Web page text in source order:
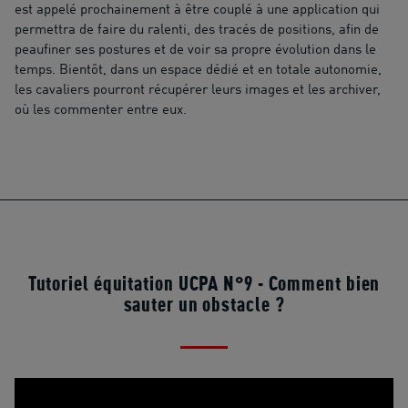
est appelé prochainement à être couplé à une application qui
permettra de faire du ralenti, des tracés de positions, afin de
peaufiner ses postures et de voir sa propre évolution dans le
temps. Bientôt, dans un espace dédié et en totale autonomie,
les cavaliers pourront récupérer leurs images et les archiver,
où les commenter entre eux.
Tutoriel équitation UCPA N°9 - Comment bien
sauter un obstacle ?